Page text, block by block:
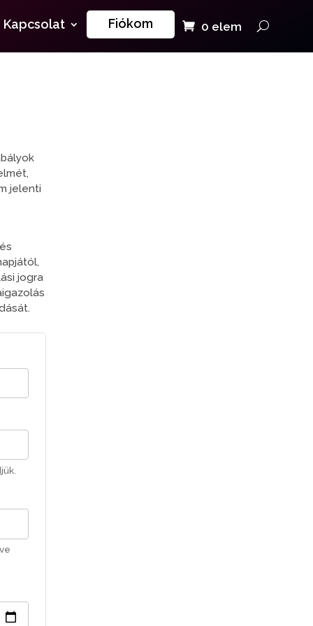
Kapcsolat Fiókom 0 elem
jelenti
jogra